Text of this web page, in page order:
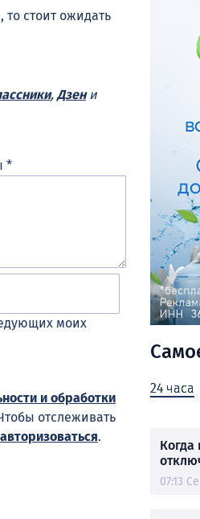
стоит ожидать
, Дзени
*
моих
и обработки
отслеживать
авторизоваться.
24 часа
Когда
07:13